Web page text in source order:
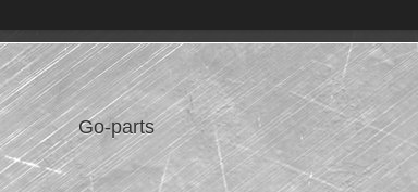
Go-parts